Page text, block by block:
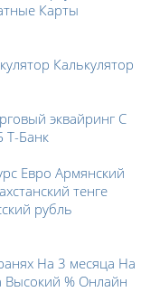
Карты
Калькулятор
эквайринг С
Т-Банк
Евро Армянский
тенге
рубль
На 3 месяца На
Высокий % Онлайн